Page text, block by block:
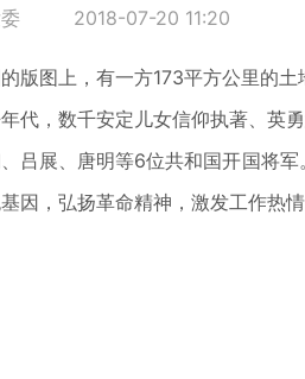
2018-07-20 11:20
版图上，有一方173平方公里的
代，数千安定儿女信仰执著、英
吕展、唐明等6位共和国开国将
因，弘扬革命精神，激发工作热